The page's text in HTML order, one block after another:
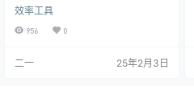
工具 Clop，到现在已经用了超过半
年时间，它已经完全融入了我日常
的写作工作流中。 今天我打算进一
快捷指令（Shortcut）进行联动，
效率工具
956 0
二一 25年2月3日